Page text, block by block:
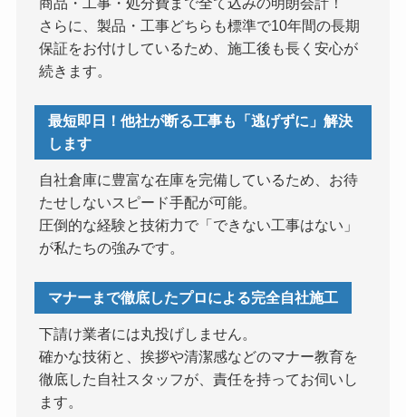
さらに、製品・工事どちらも標準で10年間の長期
保証をお付けしているため、施工後も長く安心が
続きます。
最短即日！他社が断る工事も「逃げずに」解決
します
自社倉庫に豊富な在庫を完備しているため、お待
たせしないスピード手配が可能。
圧倒的な経験と技術力で「できない工事はない」
が私たちの強みです。
マナーまで徹底したプロによる完全自社施工
下請け業者には丸投げしません。
確かな技術と、挨拶や清潔感などのマナー教育を
徹底した自社スタッフが、責任を持ってお伺いし
ます。